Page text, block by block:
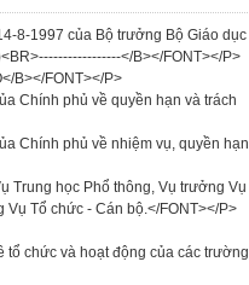
8-1997 của Bộ trưởng Bộ Giáo dục
</B></FONT></P>
B></FONT></P>
Chính phủ về quyền hạn và trách
Chính phủ về nhiệm vụ, quyền hạn
Trung học Phổ thông, Vụ trưởng Vụ
Tổ chức - Cán bộ.</FONT></P>
tổ chức và hoạt động của các trường